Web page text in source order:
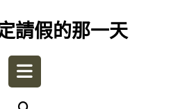
請假的那一天
Open